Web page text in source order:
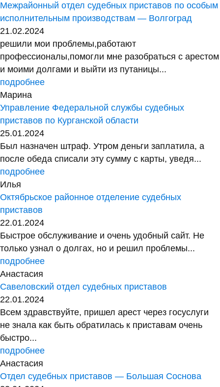
Межрайонный отдел судебных приставов по особым
исполнительным производствам — Волгоград
21.02.2024
решили мои проблемы,работают
профессионалы,помогли мне разобраться с арестом
и моими долгами и выйти из путаницы...
подробнее
Марина
Управление Федеральной службы судебных
приставов по Курганской области
25.01.2024
Был назначен штраф. Утром деньги заплатила, а
после обеда списали эту сумму с карты, уведя...
подробнее
Илья
Октябрьское районное отделение судебных
приставов
22.01.2024
Быстрое обслуживание и очень удобный сайт. Не
только узнал о долгах, но и решил проблемы...
подробнее
Анастасия
Савеловский отдел судебных приставов
22.01.2024
Всем здравствуйте, пришел арест через госуслуги
не знала как быть обратилась к приставам очень
быстро...
подробнее
Анастасия
Отдел судебных приставов — Большая Соснова